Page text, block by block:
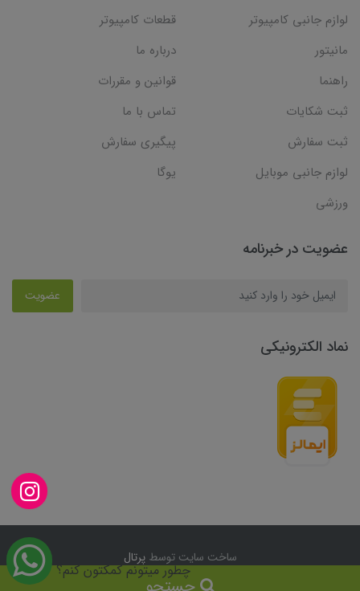
چطور میتونم کمکتون کنم؟
لوازم جانبی کامپیوتر
قطعات کامپیوتر
مانیتور
درباره ما
راهنما
قوانین و مقررات
ثبت شکایات
تماس با ما
ثبت سفارش
پیگیری سفارش
لوازم جانبی موبایل
یوگا
ورزشی
عضویت در خبرنامه
عضویت
نماد الکترونیکی
ساخت سایت توسطپرتال